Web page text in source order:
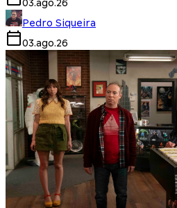
03.ago.26
Pedro Siqueira
03.ago.26